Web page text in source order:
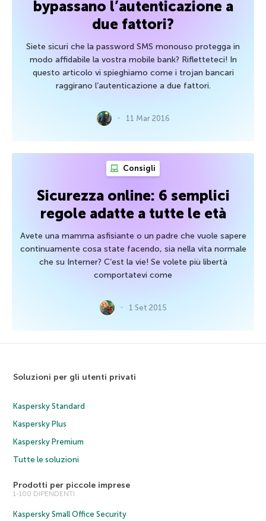
bypassano l’autenticazione a
due fattori?
Siete sicuri che la password SMS monouso protegga in
modo affidabile la vostra mobile bank? Rifletteteci! In
questo articolo vi spieghiamo come i trojan bancari
raggirano l’autenticazione a due fattori.
11 Mar 2016
Consigli
Sicurezza online: 6 semplici
regole adatte a tutte le età
Avete una mamma asfisiante o un padre che vuole sapere
continuamente cosa state facendo, sia nella vita normale
che su Interner? C’est la vie! Se volete più libertà
comportatevi come
1 Set 2015
Soluzioni per gli utenti privati
Kaspersky Standard
Kaspersky Plus
Kaspersky Premium
Tutte le soluzioni
Prodotti per piccole imprese
1-100 DIPENDENTI
Kaspersky Small Office Security